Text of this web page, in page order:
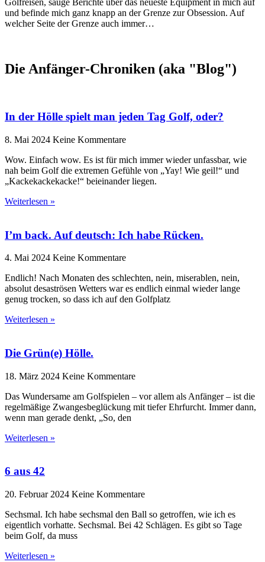
und befinde mich ganz knapp an der Grenze zur Obsession. Auf
welcher Seite der Grenze auch immer…
Die Anfänger-Chroniken (aka "Blog")
In der Hölle spielt man jeden Tag Golf, oder?
8. Mai 2024 Keine Kommentare
Wow. Einfach wow. Es ist für mich immer wieder unfassbar, wie
nah beim Golf die extremen Gefühle von „Yay! Wie geil!“ und
„Kackekackekacke!“ beieinander liegen.
Weiterlesen »
I’m back. Auf deutsch: Ich habe Rücken.
4. Mai 2024 Keine Kommentare
Endlich! Nach Monaten des schlechten, nein, miserablen, nein,
absolut desaströsen Wetters war es endlich einmal wieder lange
genug trocken, so dass ich auf den Golfplatz
Weiterlesen »
Die Grün(e) Hölle.
18. März 2024 Keine Kommentare
Das Wundersame am Golfspielen – vor allem als Anfänger – ist die
regelmäßige Zwangesbeglückung mit tiefer Ehrfurcht. Immer dann,
wenn man gerade denkt, „So, den
Weiterlesen »
6 aus 42
20. Februar 2024 Keine Kommentare
Sechsmal. Ich habe sechsmal den Ball so getroffen, wie ich es
eigentlich vorhatte. Sechsmal. Bei 42 Schlägen. Es gibt so Tage
beim Golf, da muss
Weiterlesen »